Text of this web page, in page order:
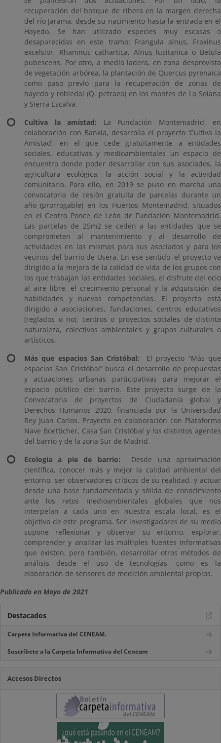
recuperación del bosque de ribera en la margen derecha
del río Jarama, desde su nacimiento hasta la entrada en el
Hayedo. Se han utilizado especies muy escasas o
desaparecidas en este tramo: Frangula alnus, Fraxinus
excelsior, Rhamnus cathartica, Alnus lusitanica o Betula
pubescens. Por otro, a media ladera, en zona desprovista
de vegetación arbórea, la plantación de Quercus pyrenaica
como paso previo para la recuperación de zonas de
hayedo y robledal (Q. petraea) en los montes de La Solana
y Sierra Escalva.
Cultiva la amistad: La Fundación Montemadrid, en
colaboración con Bankia, desarrolla el proyecto ‘Cultiva la
Amistad’, en el que cede gratuitamente a entidades
sociales, educativas y medioambientales un espacio de
encuentro donde poder desarrollar con sus asociados, la
agricultura ecológica, la acción social y la actividad
comunitaria. Para ello, en 2019 se puso en marcha una
convocatoria de cesión gratuita de parcelas durante un
año (prorrogable) en los Huertos Montemadrid, situados
en el Centro Ponce de León de Fundación Montemadrid.
Las parcelas de 25m2 se ceden a las entidades que se
comprometen al mantenimiento y al desarrollo de
actividades en las mismas para sus asociados y para los
vecinos del barrio de Usera. En ese sentido, el proyecto va
dirigido a la mejora de la calidad de vida de los grupos con
los que trabajan las entidades sociales, el disfrute del ocio
al aire libre, el crecimiento personal y la adquisición de
habilidades y nuevas competencias. El proyecto está
dirigido a asociaciones, fundaciones, centros educativos
(reglados o no), centros o proyectos sociales de distinta
naturaleza, colectivos ambientales y grupos culturales o
artísticos.
Más que espacios San Cristóbal: El proyecto “Más que
espacios San Cristóbal” busca el desarrollo de propuestas
y actuaciones urbanas participativas para mejorar el
espacio público del barrio. Este proyecto surge de la
Convocatoria de proyectos de Ciudadanía global y
Derechos Humanos 2020, financiada por la Universidad
Rey Juan Carlos. Proyecto en colaboración con Plataforma
Nave Boetticher, Casa San Cristóbal y los distintos agentes
del barrio y de la zona Sur de Madrid.
Ecología a pie de barrio: Desde una aproximación
científica, conocer más y mejor la calidad ambiental del
entorno, ser observadores críticos de su realidad, y actuar
desde una base fundamentada y sólida de conocimiento
ante los retos medioambientales globales que nos
interpelan a cada uno en nuestra escala local, es el
objetivo de este programa. Ser investigadores de su medio
supone reflexionar y observar su entorno, explorar,
comprender y analizar las múltiples fuentes informativas
que existen, pero también, desarrollar otros métodos de
análisis desde el uso de tecnologías, como es la
elaboración de sensores de medición ambiental propios.
Publicado en Mayo de 2021
Destacados
Carpeta Informativa del CENEAM.
Suscríbete a la Carpeta Informativa del Ceneam
Accesos Directos